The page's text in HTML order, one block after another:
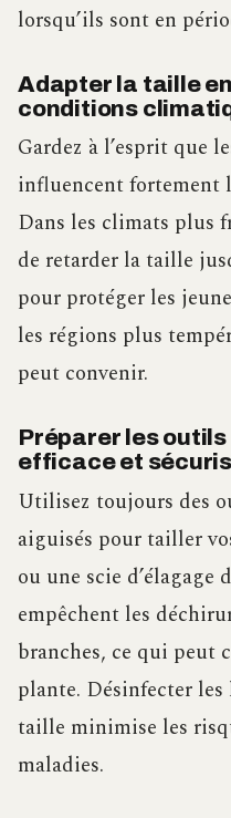
lorsqu’ils sont en
Adapter la taille
conditions
Gardez à l’esprit que
influencent fortement
Dans les climats plus
de retarder la taille
pour protéger les
les régions plus
peut convenir.
Préparer les
efficace et
Utilisez toujours des
aiguisés pour tailler
ou une scie d’élagage
empêchent les
branches, ce qui peut
plante. Désinfecter les
taille minimise les
maladies.